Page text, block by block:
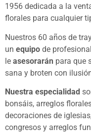
1956 dedicada a la
florales para cualquier
Nuestros 60 años de
un equipo de
le asesorarán para que
sana y broten con
Nuestra especialidad
bonsáis, arreglos
decoraciones de
congresos y arreglos